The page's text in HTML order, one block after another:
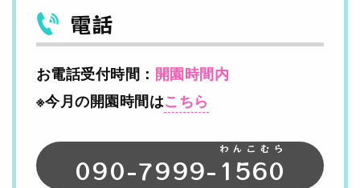
電話
お電話受付時間： 開園時間内
※今月の開園時間はこちら
090-7999- 1560
わんこむら